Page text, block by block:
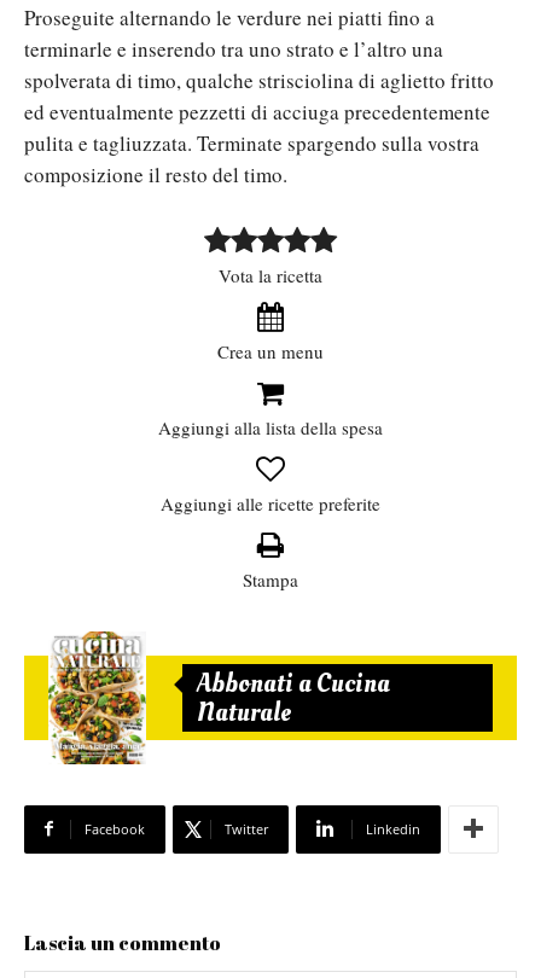
Proseguite alternando le verdure nei piatti fino a
terminarle e inserendo tra uno strato e l’altro una
spolverata di timo, qualche strisciolina di aglietto fritto
ed eventualmente pezzetti di acciuga precedentemente
pulita e tagliuzzata. Terminate spargendo sulla vostra
composizione il resto del timo.
Vota la ricetta
Crea un menu
Aggiungi alla lista della spesa
Aggiungi alle ricette preferite
Stampa
Abbonati a Cucina
Naturale
Facebook Twitter Linkedin
Lascia un commento